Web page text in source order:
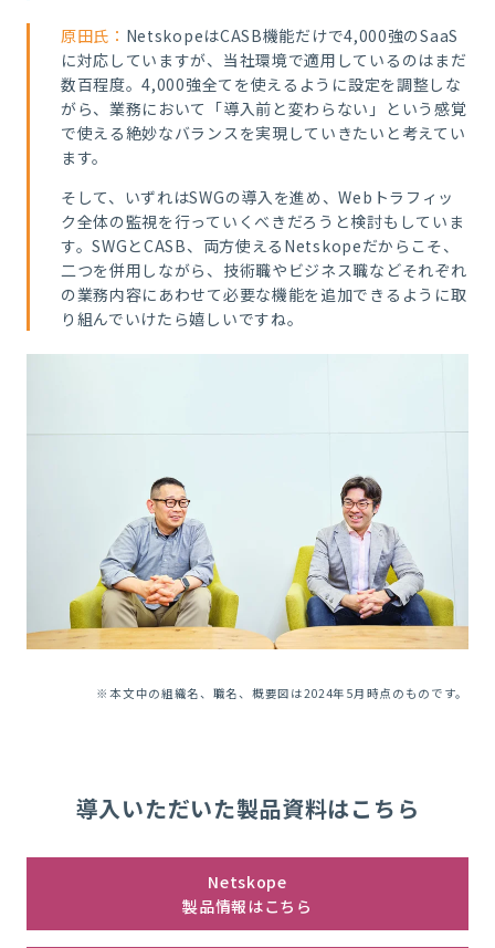
原田氏： NetskopeはCASB機能だけで4,000強のSaaS
に対応していますが、当社環境で適用しているのはまだ
数百程度。4,000強全てを使えるように設定を調整しな
がら、業務において「導入前と変わらない」という感覚
で使える絶妙なバランスを実現していきたいと考えてい
ます。
そして、いずれはSWGの導入を進め、Webトラフィッ
ク全体の監視を行っていくべきだろうと検討もしていま
す。SWGとCASB、両方使えるNetskopeだからこそ、
二つを併用しながら、技術職やビジネス職などそれぞれ
の業務内容にあわせて必要な機能を追加できるように取
り組んでいけたら嬉しいですね。
※本文中の組織名、職名、概要図は2024年5月時点のものです。
導入いただいた製品資料はこちら
Netskope
製品情報はこちら